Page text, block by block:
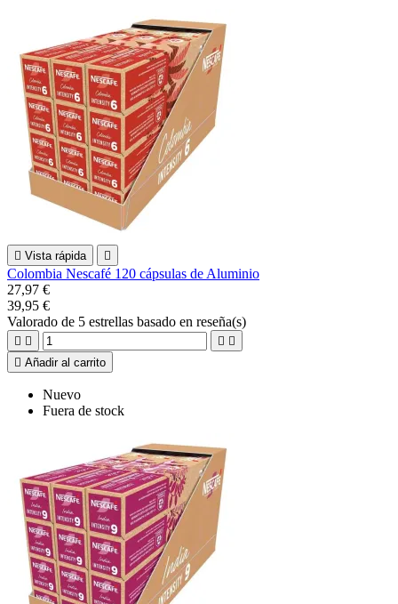
 Vista rápida 
Colombia Nescafé 120 cápsulas de Aluminio
27,97 €
39,95 €
Valorado de 5 estrellas basado en reseña(s)
   
 Añadir al carrito
Nuevo
Fuera de stock